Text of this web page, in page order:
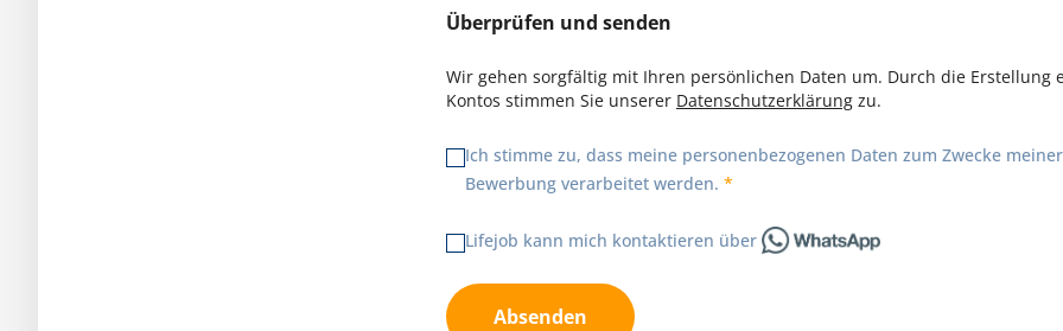
Überprüfen und senden
Wir gehen sorgfältig mit Ihren persönlichen Daten um. Durch die Erstellung
Kontos stimmen Sie unserer Datenschutzerklärung zu.
Ich stimme zu, dass meine personenbezogenen Daten zum Zwecke meiner
Bewerbung verarbeitet werden.
Lifejob kann mich kontaktieren über
Absenden